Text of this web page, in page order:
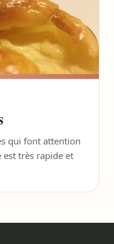
qui font attention
très rapide et